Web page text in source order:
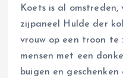
Koets is al
zijpaneel Hulde der
vrouw op een troon te
mensen met een
buigen en